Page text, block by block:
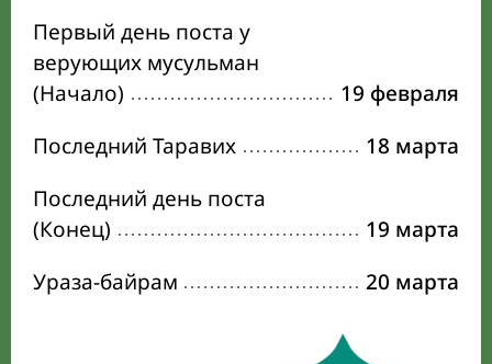
Первый день поста у
верующих мусульман
(Начало)
19 февраля
Последний Таравих
18 марта
Последний день поста
(Конец)
19 марта
Ураза-байрам
20 марта